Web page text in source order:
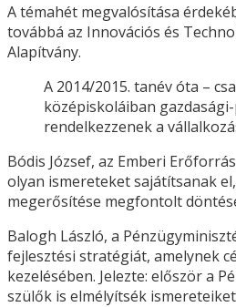
A témahét megvalósítása
továbbá az Innovációs és
Alapítvány.
A 2014/2015. tanév óta –
középiskoláiban
rendelkezzenek a
Bódis József, az Emberi
olyan ismereteket sajátítsanak
megerősítése megfontolt
Balogh László, a
fejlesztési stratégiát, amelynek
kezelésében. Jelezte: először a
szülők is elmélyítsék